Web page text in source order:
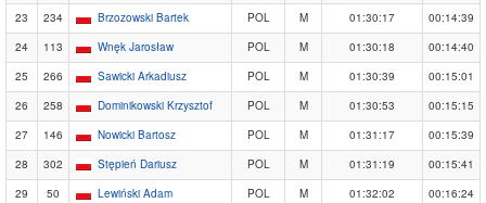
23
234 Brzozowski Bartek POL M 01:30:17
00:14:39
24
113 Wnęk Jarosław POL M 01:30:18
00:14:40
25
266 Sawicki Arkadiusz POL M 01:30:39
00:15:01
26
258 Dominikowski Krzysztof POL M 01:30:53
00:15:15
27
146 Nowicki Bartosz POL M 01:31:17
00:15:39
28
302 Stępień Dariusz POL M 01:31:19
00:15:41
29
50 Lewiński Adam POL M 01:32:02
00:16:24